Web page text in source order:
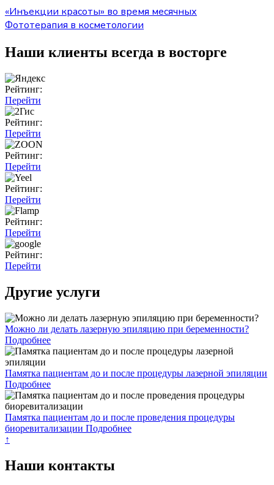
«Инъекции красоты» во время месячных
Фототерапия в косметологии
Наши клиенты всегда в восторге
Рейтинг:
Перейти
Рейтинг:
Перейти
Рейтинг:
Перейти
Рейтинг:
Перейти
Рейтинг:
Перейти
Рейтинг:
Перейти
Другие услуги
Можно ли делать лазерную эпиляцию при беременности?
Подробнее
Памятка пациентам до и после процедуры лазерной эпиляции
Подробнее
Памятка пациентам до и после проведения процедуры
биоревитализации Подробнее
↑
Наши контакты